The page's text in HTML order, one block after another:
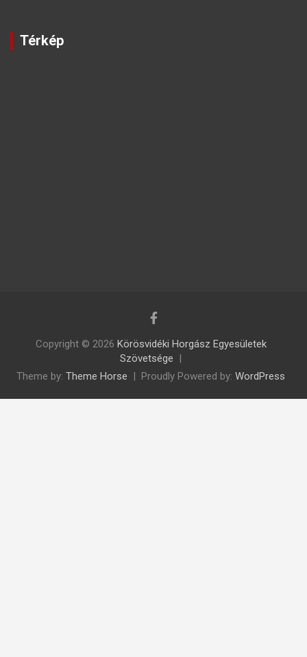
Térkép
Copyright © 2026 Körösvidéki Horgász Egyesületek
Szövetsége
Theme by: Theme Horse Proudly Powered by: WordPress